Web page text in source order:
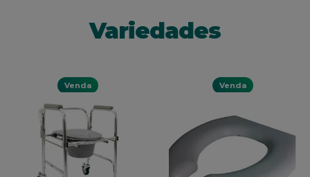
Variedades
Venda Venda